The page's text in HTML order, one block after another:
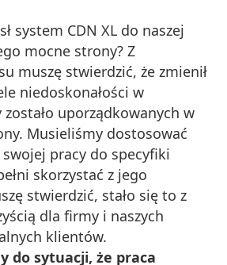
system CDN XL do naszej
mocne strony? Z
muszę stwierdzić, że zmienił
niedoskonałości w
uporządkowanych w
Musieliśmy dostosować
pracy do specyfiki
skorzystać z jego
stwierdzić, stało się to z
dla firmy i naszych
klientów.
do sytuacji, że praca